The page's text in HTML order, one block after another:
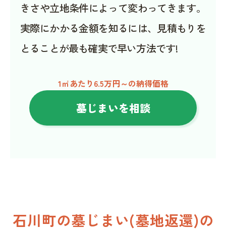
きさや立地条件によって変わってきます。
実際にかかる金額を知るには、見積もりを
とることが最も確実で早い方法です!
1㎡あたり6.5万円～の納得価格
墓じまいを相談
石川町の墓じまい(墓地返還)の